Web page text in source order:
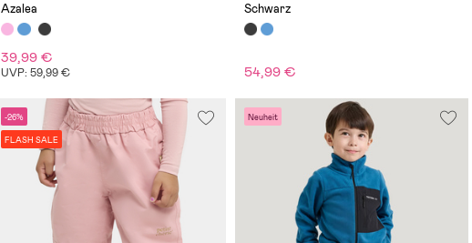
Azalea
39,99 €
UVP: 59,99 €
Schwarz
54,99 €
-26%
FLASH SALE
Neuheit